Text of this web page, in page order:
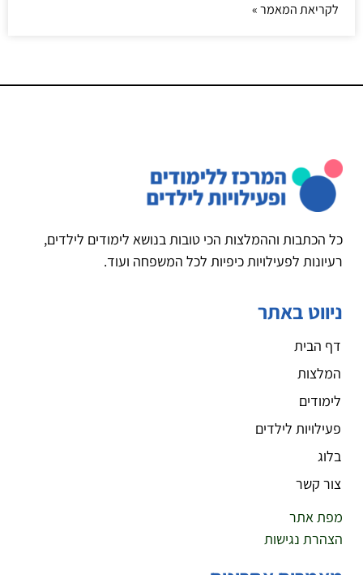
לקריאת המאמר »
כל הכתבות וההמלצות הכי טובות בנושא לימודים לילדים,
רעיונות לפעילויות כיפיות לכל המשפחה ועוד.
ניווט באתר
דף הבית
המלצות
לימודים
פעילויות לילדים
בלוג
צור קשר
מפת אתר
הצהרת נגישות